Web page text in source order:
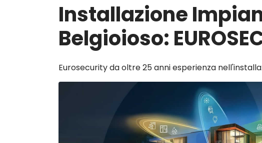
Installazione
Belgioioso:
Eurosecurity da oltre 25 anni esperienza